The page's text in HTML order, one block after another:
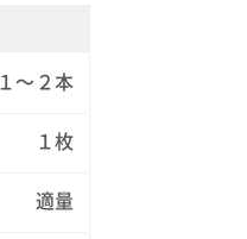
１～２本
１枚
適量